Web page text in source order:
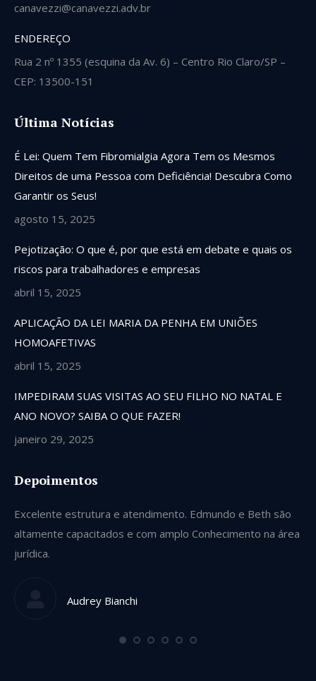
canavezzi@canavezzi.adv.br
ENDEREÇO
Rua 2 nº 1355 (esquina da Av. 6) – Centro Rio Claro/SP –
CEP: 13500-151
Última Notícias
É Lei: Quem Tem Fibromialgia Agora Tem os Mesmos
Direitos de uma Pessoa com Deficiência! Descubra Como
Garantir os Seus!
agosto 15, 2025
Pejotização: O que é, por que está em debate e quais os
riscos para trabalhadores e empresas
abril 15, 2025
APLICAÇÃO DA LEI MARIA DA PENHA EM UNIÕES
HOMOAFETIVAS
abril 15, 2025
IMPEDIRAM SUAS VISITAS AO SEU FILHO NO NATAL E
ANO NOVO? SAIBA O QUE FAZER!
janeiro 29, 2025
Depoimentos
Excelente estrutura e atendimento. Edmundo e Beth são
altamente capacitados e com amplo Conhecimento na área
jurídica.
Audrey Bianchi